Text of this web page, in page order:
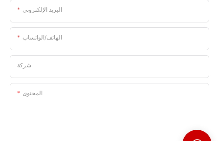
البريد الإلكتروني
الهاتف/الواتساب
شركة
المحتوى